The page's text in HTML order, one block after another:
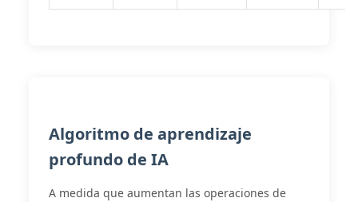
Algoritmo de aprendizaje
profundo de IA
A medida que aumentan las operaciones de